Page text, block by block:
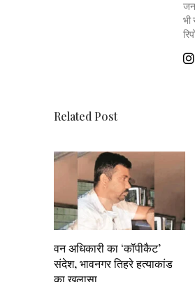
भी
Related Post
वन अधिकारी का ‘कॉपीकैट’
संदेश, भावनगर तिहरे हत्याकांड